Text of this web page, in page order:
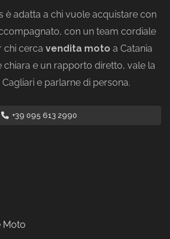
è adatta a chi vuole acquistare con
con un team cordiale
chi cerca vendita moto a Catania
e un rapporto diretto, vale la
e parlarne di persona.
+39 095 613 2990
Moto